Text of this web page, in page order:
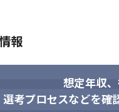
報
想定年収、
選考プロセスなどを確